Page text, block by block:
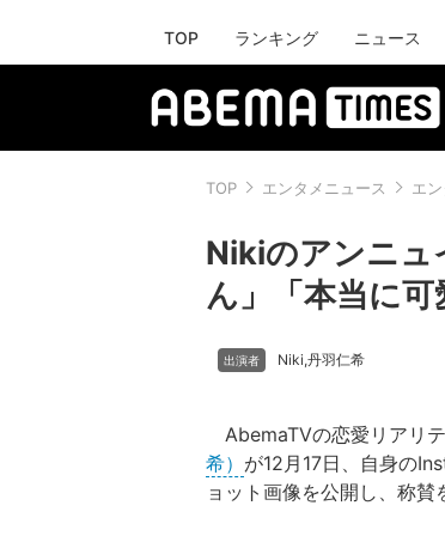
TOP ランキング ニュース
TOP エンタメニュース エ
Nikiのアンニュ
ん」「本当に可
Niki,丹羽仁希
AbemaTVの恋愛リアリ
希） が12月17日、自身の
ョット画像を公開し、称賛